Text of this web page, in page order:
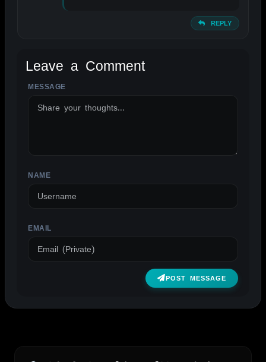
REPLY
Leave a Comment
MESSAGE
NAME
EMAIL
POST MESSAGE
ALTERNATIVE: